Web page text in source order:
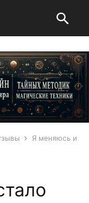
Я меняюсь и